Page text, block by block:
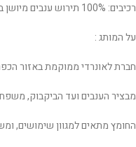
רכיבים: 100% תירוש ענבים מיושן בחבית
על המותג :
חברת‭ ‬לאונרדי‭ ‬ממוקמת‭ ‬באזור‭ ‬הכפרי‭ ‬של‭ ‬מודנה, ‬שם‭ ‬גדלים‭ ‬זני‭ ‬ענבים‭ ‬האופייניים‭‬Lambrusco‭ ‬ו‭-‬Trebbian o‭ ‬מהם‭ ‬מפיקים‭ ‬את‭ ‬מיץ‭ ‬הענבים‭ ‬הייחודי‭ ‬המהווה‭ ‬את‭ ‬המרכיב‭ ‬הבסיסי‭ ‬של‭ ‬חומץ‭ ‬בלסמי‭ ‬לאונרדי.
‬מבציר‭ ‬הענבים‭ ‬ועד‭ ‬הביקבוק, ‬משפחת‭ ‬לאונרדי‭ ‬עוקבת‭ ‬אחר‭ ‬כל‭ ‬שלבי‭ ‬הייצור‭ ‬של‭ ‬החומץ‭ ‬המסורתי. ‬החומצים‭ ‬של‭ ‬לאונרדי מגיעים‭ ‬באריזות‭ ‬מהודרות‭ ‬המחמיאות‭ ‬לאיכותו‭ ‬של‭ ‬המוצר‭.‬
החומץ מתאים‭ ‬למגוון‭ ‬שימושים, ‬ומשרה‭ ‬קסם‭ ‬של‭ ‬טעמים‭ ‬מתוקים‭ ‬וחמוצים.